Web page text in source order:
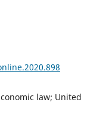
law; United